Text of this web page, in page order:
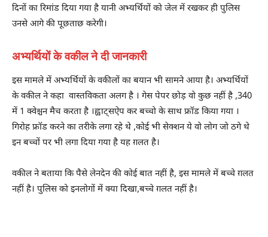
दिनों का रिमांड दिया गया है यानी अभ्यर्थियों को जेल में रखकर ही पुलिस
उनसे आगे की पूछताछ करेगी।
अभ्यर्थियों के वकील ने दी जानकारी
इस मामले में अभ्यर्थियों के वकीलों का बयान भी सामने आया है। अभ्यर्थियों
के वकील ने कहा वास्तविकता अलग है । गेस पेपर छोड़ वो कुछ नहीं है ,340
में 1 क्वेश्चन मैच करता है ।ह्वाट्सऐप कर बच्चो के साथ फ्रॉड किया गया ।
गिरोह फ्रॉड करने का तरीके लगा रहे थे ,कोई भी सेक्शन ये वो लोग जो ठगे थे
इन बच्चों पर भी लगा दिया गया है यह ग़लत है।
वकील ने बताया कि पैसे लेनदेन की कोई बात नहीं है, इस मामले में बच्चे ग़लत
नहीं है। पुलिस को इनलोगों में क्या दिखा,बच्चे ग़लत नहीं है।